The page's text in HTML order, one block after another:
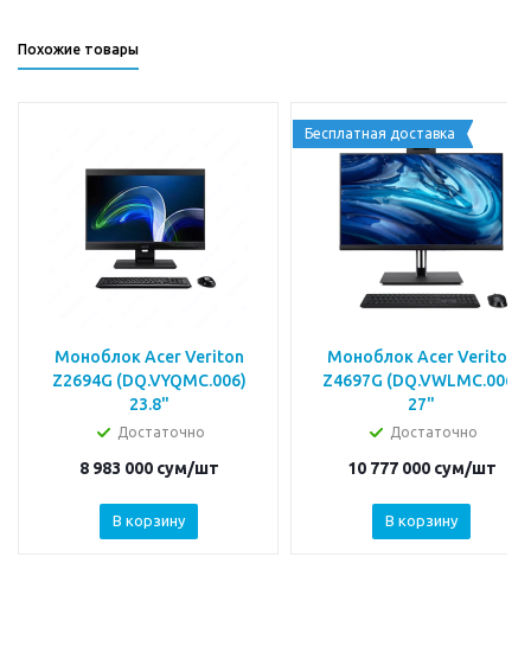
Похожие товары
Моноблок Acer Veriton
Z2694G (DQ.VYQMC.006)
23.8"
Достаточно
8 983 000сум/шт
В корзину
Бесплатная доставка
Моноблок Acer Veriton
Z4697G (DQ.VWLMC.006)
27"
Достаточно
10 777 000сум/шт
В корзину